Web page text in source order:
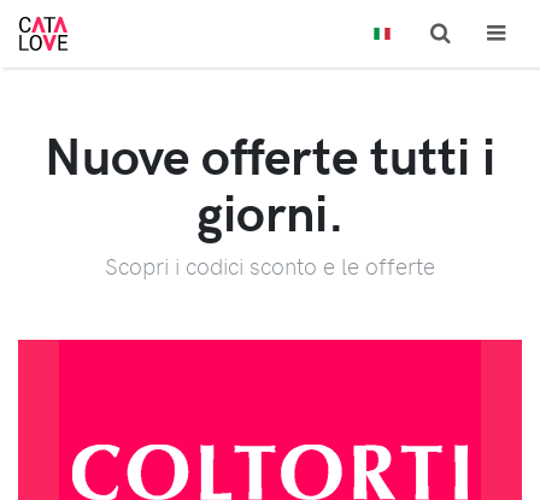
Nuove offerte tutti i
giorni.
Scopri i codici sconto e le offerte